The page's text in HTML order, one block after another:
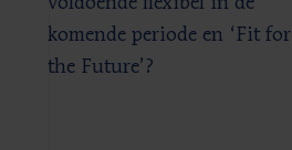
komende periode en ‘Fit for
the Future’?